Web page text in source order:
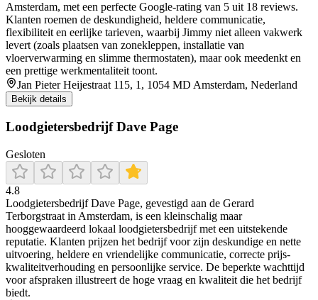
Amsterdam, met een perfecte Google-rating van 5 uit 18 reviews.
Klanten roemen de deskundigheid, heldere communicatie,
flexibiliteit en eerlijke tarieven, waarbij Jimmy niet alleen vakwerk
levert (zoals plaatsen van zonekleppen, installatie van
vloerverwarming en slimme thermostaten), maar ook meedenkt en
een prettige werkmentaliteit toont.
Jan Pieter Heijestraat 115, 1, 1054 MD Amsterdam, Nederland
Bekijk details
Loodgietersbedrijf Dave Page
Gesloten
4.8
Loodgietersbedrijf Dave Page, gevestigd aan de Gerard
Terborgstraat in Amsterdam, is een kleinschalig maar
hooggewaardeerd lokaal loodgietersbedrijf met een uitstekende
reputatie. Klanten prijzen het bedrijf voor zijn deskundige en nette
uitvoering, heldere en vriendelijke communicatie, correcte prijs-
kwaliteitverhouding en persoonlijke service. De beperkte wachttijd
voor afspraken illustreert de hoge vraag en kwaliteit die het bedrijf
biedt.